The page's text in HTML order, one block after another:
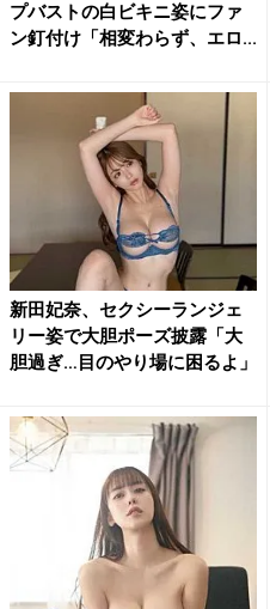
プバストの白ビキニ姿にファ
ン釘付け「相変わらず、エロ...
新田妃奈、セクシーランジェ
リー姿で大胆ポーズ披露「大
胆過ぎ…目のやり場に困るよ」